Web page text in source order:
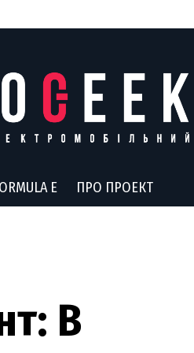
E ПРО ПРОЕКТ
В